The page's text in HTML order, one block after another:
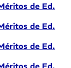
de Ed.
de Ed.
de Ed.
de Ed.